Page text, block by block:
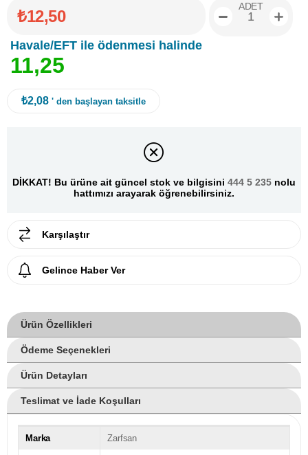
₺12,50
Havale/EFT ile ödenmesi halinde
11,25
ADET
₺2,08 ' den başlayan taksitle
DİKKAT! Bu ürüne ait güncel stok ve bilgisini 444 5 235 nolu
hattımızı arayarak öğrenebilirsiniz.
Karşılaştır
Gelince Haber Ver
Ürün Özellikleri
Ödeme Seçenekleri
Ürün Detayları
Teslimat ve İade Koşulları
Marka Zarfsan